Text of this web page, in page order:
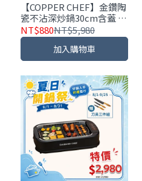
【COPPER CHEF】金鑽陶
瓷不沾深炒鍋30cm含蓋 ｜
附鍋鏟/炸物籃/IH爐可用
｜加贈彩虹千層布
NT$880NT$5,980
加入購物車